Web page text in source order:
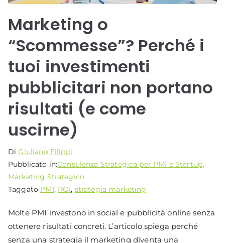
Marketing o
“Scommesse”? Perché i
tuoi investimenti
pubblicitari non portano
risultati (e come
uscirne)
DiGiuliano Filippi
Pubblicato in:Consulenza Strategica per PMI e Startup,
Marketing Strategico
Taggato PMI, ROI, strategia marketing
Molte PMI investono in social e pubblicità online senza
ottenere risultati concreti. L’articolo spiega perché
senza una strategia il marketing diventa una